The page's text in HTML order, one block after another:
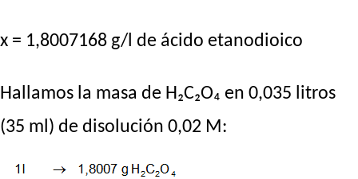
x = 1,8007168 g/l de ácido etanodioico
Hallamos la masa de H₂C₂O₄ en 0,035 litros
(35 ml) de disolución 0,02 M: